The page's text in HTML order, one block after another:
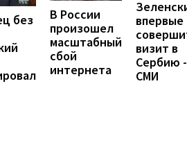
без
В России
произошел
масштабный
сбой
интернета
впервые
визит в
Сербию -
СМИ